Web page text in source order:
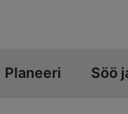
Planeeri Söö